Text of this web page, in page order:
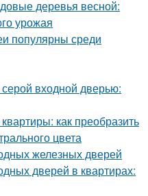
деревья весной:
урожая
популярны среди
входной дверью:
как преобразить
цвета
железных дверей
дверей в квартирах: